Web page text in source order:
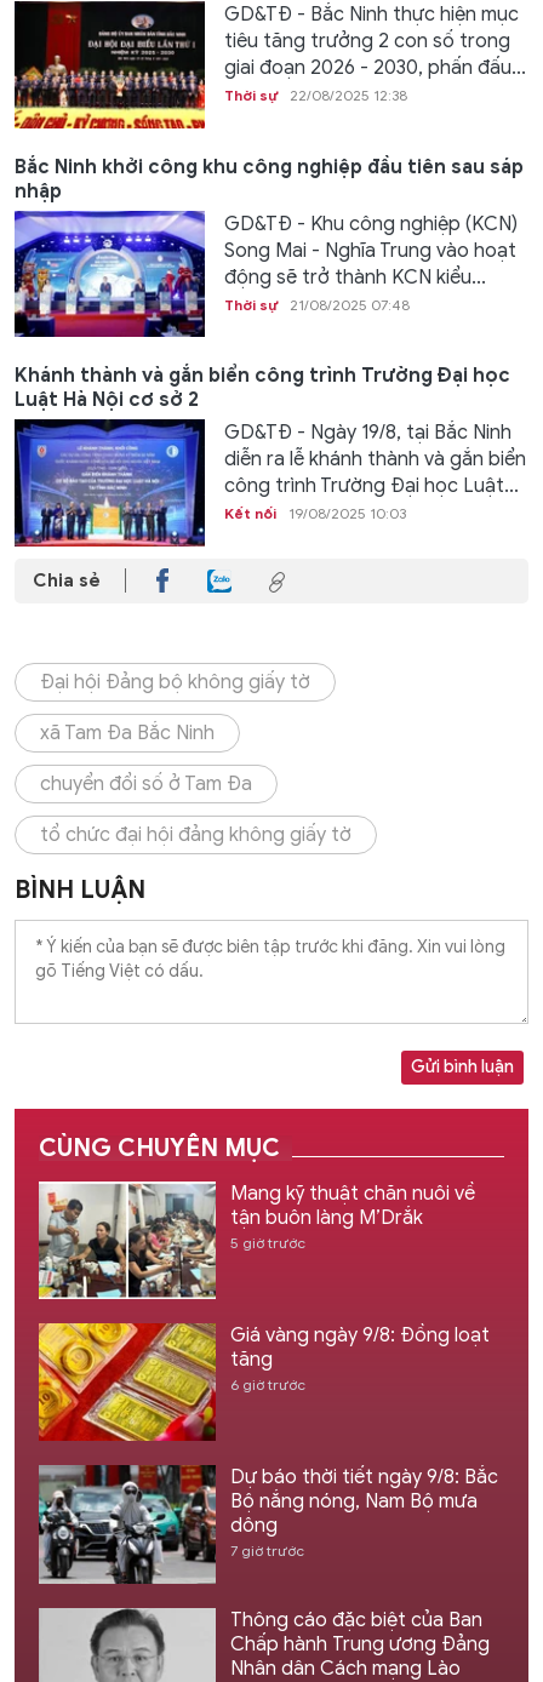
GD&TĐ - Bắc Ninh thực hiện mục
tiêu tăng trưởng 2 con số trong
giai đoạn 2026 - 2030, phấn đấu...
Thời sự 22/08/2025 12:38
Bắc Ninh khởi công khu công nghiệp đầu tiên sau sáp
nhập
GD&TĐ - Khu công nghiệp (KCN)
Song Mai - Nghĩa Trung vào hoạt
động sẽ trở thành KCN kiểu...
Thời sự 21/08/2025 07:48
Khánh thành và gắn biển công trình Trường Đại học
Luật Hà Nội cơ sở 2
GD&TĐ - Ngày 19/8, tại Bắc Ninh
diễn ra lễ khánh thành và gắn biển
công trình Trường Đại học Luật...
Kết nối 19/08/2025 10:03
Chia sẻ
Đại hội Đảng bộ không giấy tờ
xã Tam Đa Bắc Ninh
chuyển đổi số ở Tam Đa
tổ chức đại hội đảng không giấy tờ
BÌNH LUẬN
Gửi bình luận
CÙNG CHUYÊN MỤC
Mang kỹ thuật chăn nuôi về
tận buôn làng M’Drắk
5 giờ trước
Giá vàng ngày 9/8: Đồng loạt
tăng
6 giờ trước
Dự báo thời tiết ngày 9/8: Bắc
Bộ nắng nóng, Nam Bộ mưa
dông
7 giờ trước
Thông cáo đặc biệt của Ban
Chấp hành Trung ương Đảng
Nhân dân Cách mạng Lào